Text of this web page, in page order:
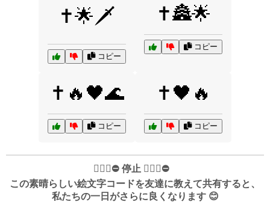
✝️🌟🗡️
コピー
✝️🏯🌟
コピー
✝️🔥🖤🌊
コピー
✝️🖤🔥
コピー
✋🏻🛑⛔️ 停止 ✋🏻🛑⛔️
この素晴らしい絵文字コードを友達に教えて共有すると、
私たちの一日がさらに良くなります 😊